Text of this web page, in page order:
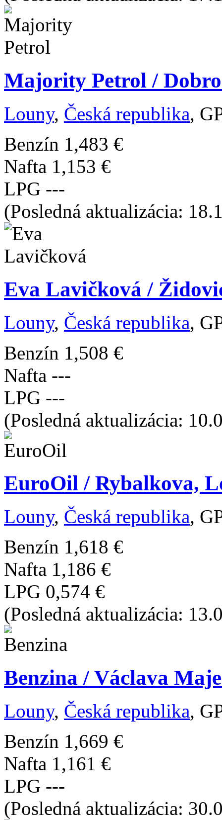
Majority Petrol /
Louny, Česká republika,
Benzín 1,483 €
Nafta 1,153 €
LPG ---
(Posledná aktualizácia:
Eva Lavičková /
Louny, Česká republika,
Benzín 1,508 €
Nafta ---
LPG ---
(Posledná aktualizácia:
EuroOil / Rybalkova,
Louny, Česká republika,
Benzín 1,618 €
Nafta 1,186 €
LPG 0,574 €
(Posledná aktualizácia:
Benzina / Václava
Louny, Česká republika,
Benzín 1,669 €
Nafta 1,161 €
LPG ---
(Posledná aktualizácia: